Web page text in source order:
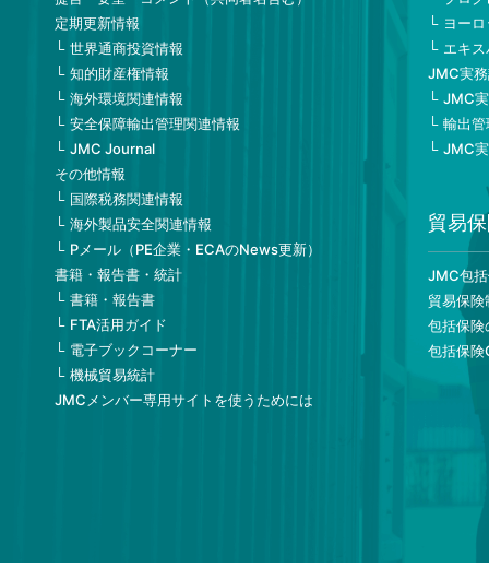
定期更新情報
世界通商投資情報
知的財産権情報
海外環境関連情報
安全保障輸出管理関連情報
JMC Journal
その他情報
国際税務関連情報
海外製品安全関連情報
Pメール（PE企業・ECAのNews更新）
書籍・報告書・統計
書籍・報告書
FTA活用ガイド
電子ブックコーナー
機械貿易統計
JMCメンバー専用サイトを使うためには
ヨー
エキ
JMC実
JMC
輸出
JMC
貿易
JMC包
貿易保険
包括保険
包括保険